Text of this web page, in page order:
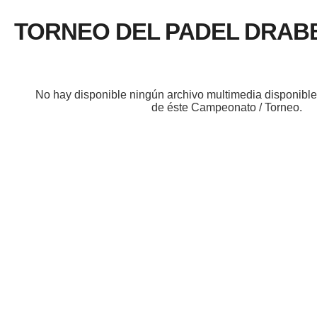
TORNEO DEL PADEL
No hay disponible ningún archivo multimedia
de éste Campeonato / Torneo.